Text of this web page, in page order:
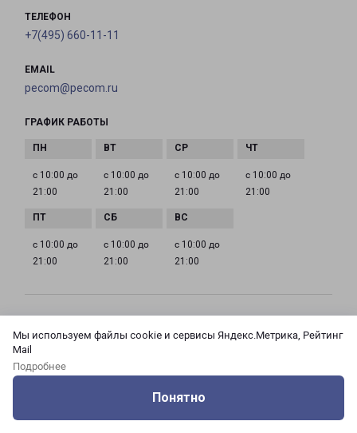
Мы используем файлы cookie и сервисы Яндекс.Метрика, Рейтинг
Mail
Подробнее
Понятно
ТЕЛЕФОН
+7(495) 660-11-11
EMAIL
pecom@pecom.ru
ГРАФИК РАБОТЫ
с 10:00 до
21:00
с 10:00 до
21:00
с 10:00 до
21:00
с 10:00 до
21:00
с 10:00 до
21:00
с 10:00 до
21:00
с 10:00 до
21:00
Россия, Москва город, Зюзино район, улица
Азовская, дом 24, корпус 3